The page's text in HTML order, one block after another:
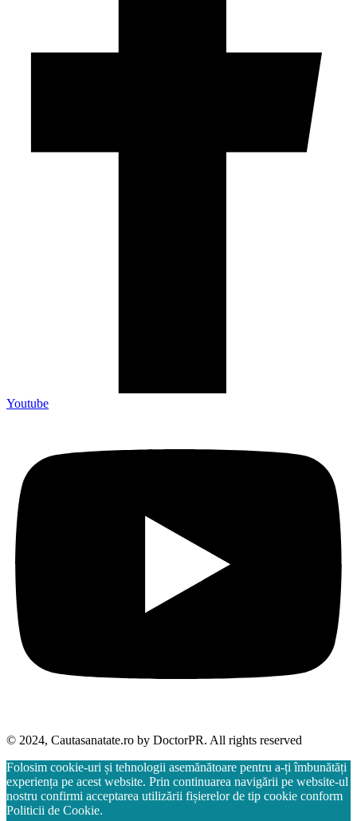
Youtube
© 2024, Cautasanatate.ro by DoctorPR. All rights reserved
Folosim cookie-uri și tehnologii asemănătoare pentru a-ți îmbunătăți
experiența pe acest website. Prin continuarea navigării pe website-ul
nostru confirmi acceptarea utilizării fișierelor de tip cookie conform
Politicii de Cookie.